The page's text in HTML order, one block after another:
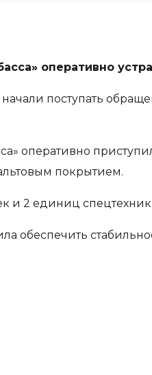
оперативно
поступать
оперативно
покрытием.
и 2 единиц
обеспечить